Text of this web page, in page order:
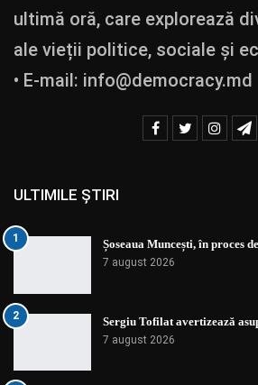
ultimă oră, care explorează
ale vieții politice, sociale și
• E-mail: info@democracy.md
ULTIMILE ȘTIRI
1 Șoseaua Muncești, în
7 august 2026
2 Sergiu Tofilat avertizează
7 august 2026